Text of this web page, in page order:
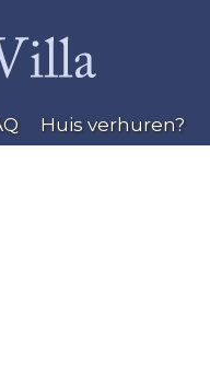
Huis verhuren?